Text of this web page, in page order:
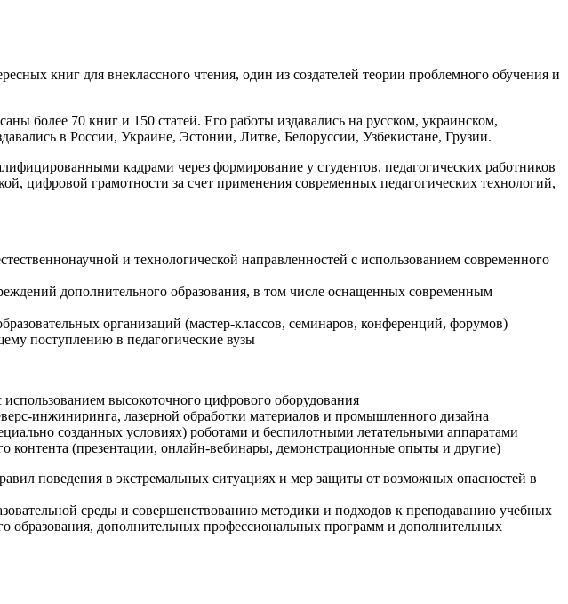
книг для внеклассного чтения, один из создателей теории проблемного обучения и
более 70 книг и 150 статей. Его работы издавались на русском, украинском,
в России, Украине, Эстонии, Литве, Белоруссии, Узбекистане, Грузии.
кадрами через формирование у студентов, педагогических работников
цифровой грамотности за счет применения современных педагогических технологий,
и технологической направленностей с использованием современного
дополнительного образования, в том числе оснащенных современным
организаций (мастер-классов, семинаров, конференций, форумов)
поступлению в педагогические вузы
высокоточного цифрового оборудования
инжиниринга, лазерной обработки материалов и промышленного дизайна
созданных условиях) роботами и беспилотными летательными аппаратами
контента (презентации, онлайн-вебинары, демонстрационные опыты и другие)
поведения в экстремальных ситуациях и мер защиты от возможных опасностей в
среды и совершенствованию методики и подходов к преподаванию учебных
образования, дополнительных профессиональных программ и дополнительных